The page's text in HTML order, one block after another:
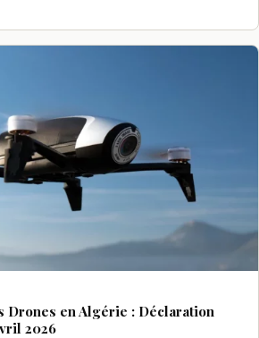
Drones en Algérie : Déclaration
2026